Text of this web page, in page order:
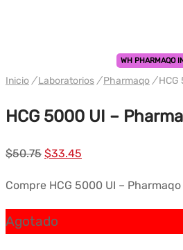
WH PHARMAQO
Inicio / Laboratorios / Pharmaqo /HCG
HCG 5000 UI –
$50.75 El
era:
$50.75.
$33.45
$33.45.
Compre HCG 5000 UI –
Agotado